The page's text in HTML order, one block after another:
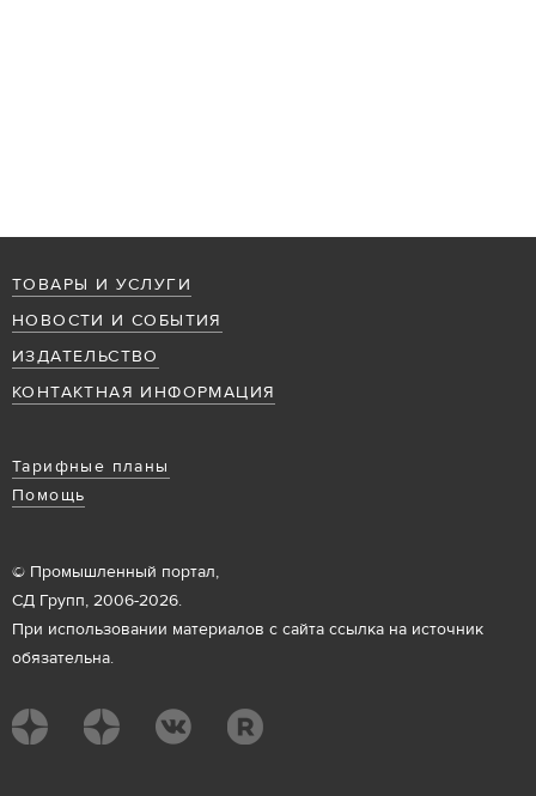
ТОВАРЫ И УСЛУГИ
НОВОСТИ И СОБЫТИЯ
ИЗДАТЕЛЬСТВО
КОНТАКТНАЯ ИНФОРМАЦИЯ
Тарифные планы
Помощь
© Промышленный портал,
СД Групп, 2006-2026.
При использовании материалов с сайта ссылка на источник
обязательна.